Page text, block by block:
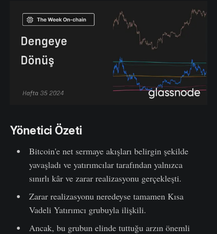
Yönetici Özeti
Bitcoin'e net sermaye akışları belirgin şekilde
yavaşladı ve yatırımcılar tarafından yalnızca
sınırlı kâr ve zarar realizasyonu gerçekleşti.
Zarar realizasyonu neredeyse tamamen Kısa
Vadeli Yatırımcı grubuyla ilişkili.
Ancak, bu grubun elinde tuttuğu arzın önemli